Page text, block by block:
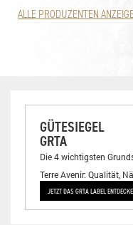
ALLE PRODUZENTEN
GÜTESIEGEL
GRTA
Die 4 wichtigsten
Terre Avenir: Qualität,
JETZT DAS GRTA LABEL